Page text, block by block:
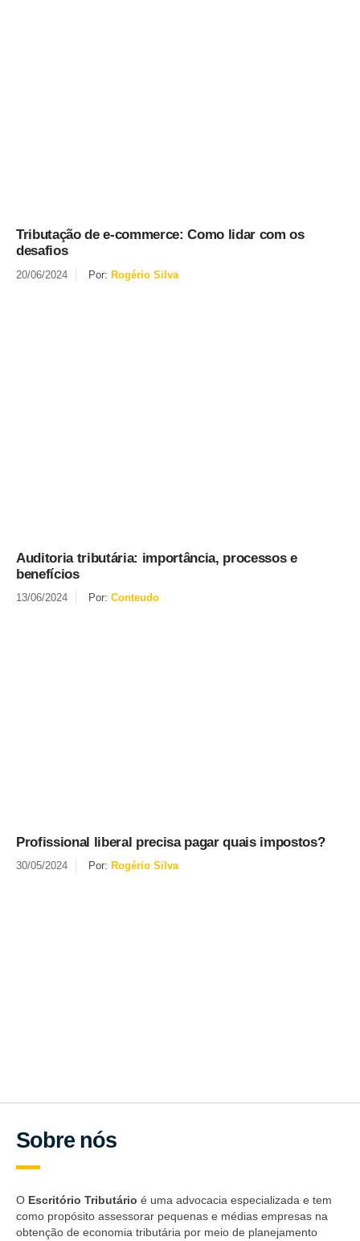
Tributação de e-commerce: Como lidar com os
desafios
20/06/2024 Por: Rogério Silva
Auditoria tributária: importância, processos e
benefícios
13/06/2024 Por: Conteudo
Profissional liberal precisa pagar quais impostos?
30/05/2024 Por: Rogério Silva
Sobre nós
O Escritório Tributário é uma advocacia especializada e tem
como propósito assessorar pequenas e médias empresas na
obtenção de economia tributária por meio de planejamento